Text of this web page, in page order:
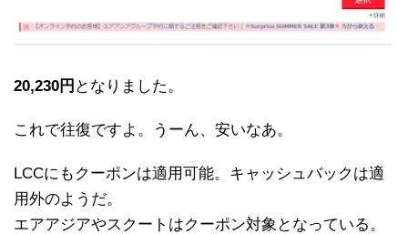
20,230円 となりました。
これで往復ですよ。うーん、安いなあ。
LCCにもクーポンは適用可能。キャッシュバックは適
用外のようだ。
エアアジアやスクートはクーポン対象となっている。